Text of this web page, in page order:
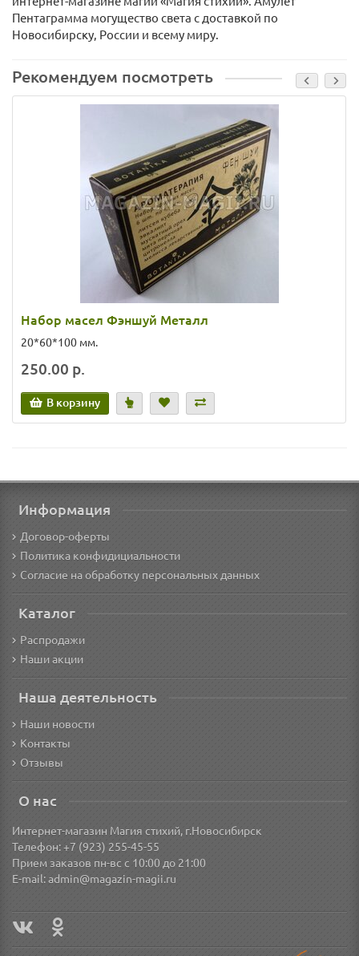
Пентаграмма могущество света с доставкой по
Новосибирску, России и всему миру.
Рекомендуем посмотреть
Набор масел Фэншуй Металл
20*60*100 мм.
250.00 р.
В корзину
Информация
Договор-оферты
Политика конфидициальности
Согласие на обработку персональных данных
Каталог
Распродажи
Наши акции
Наша деятельность
Наши новости
Контакты
Отзывы
О нас
Интернет-магазин Магия стихий, г.Новосибирск
Телефон: +7 (923) 255-45-55
Прием заказов пн-вс с 10:00 до 21:00
E-mail:admin@magazin-magii.ru